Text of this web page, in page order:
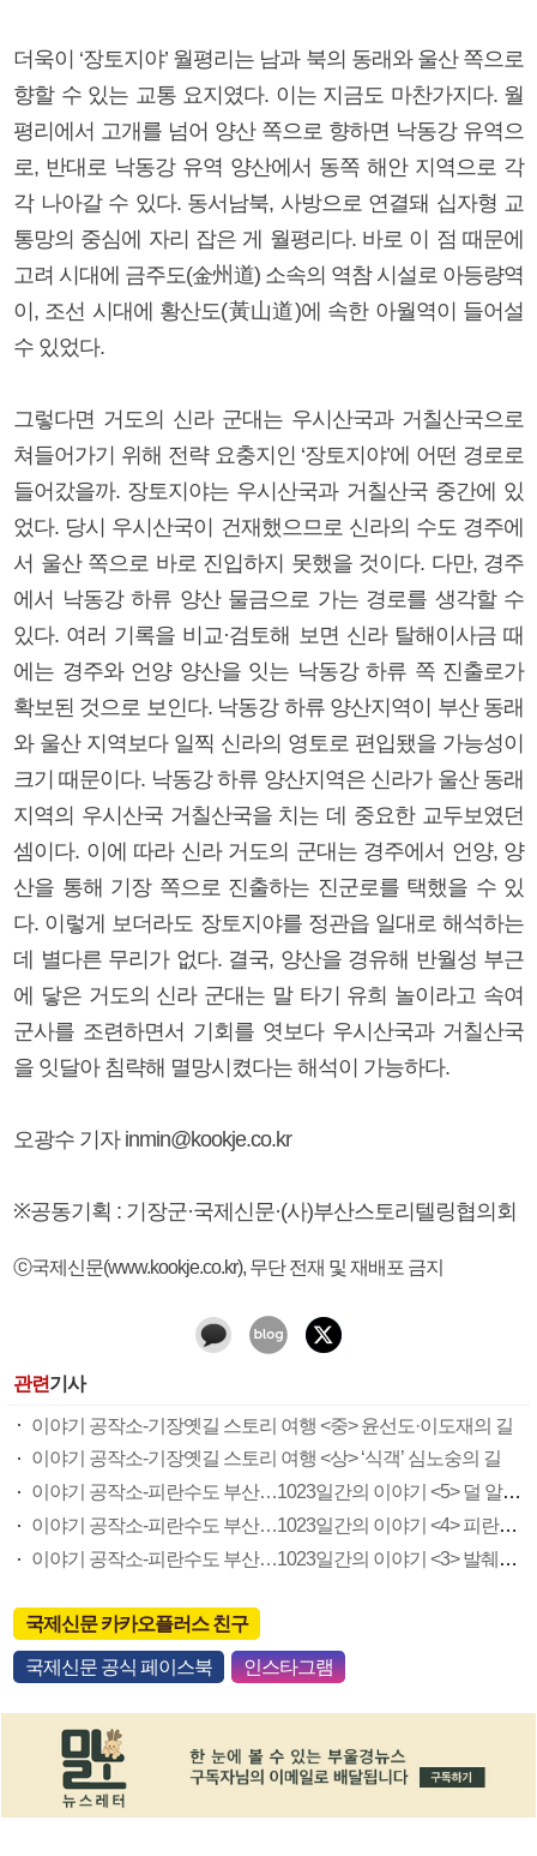
더욱이 ‘장토지야’ 월평리는 남과 북의 동래와 울산 쪽으로
향할 수 있는 교통 요지였다. 이는 지금도 마찬가지다. 월
평리에서 고개를 넘어 양산 쪽으로 향하면 낙동강 유역으
로, 반대로 낙동강 유역 양산에서 동쪽 해안 지역으로 각
각 나아갈 수 있다. 동서남북, 사방으로 연결돼 십자형 교
통망의 중심에 자리 잡은 게 월평리다. 바로 이 점 때문에
고려 시대에 금주도(金州道) 소속의 역참 시설로 아등량역
이, 조선 시대에 황산도(黃山道)에 속한 아월역이 들어설
수 있었다.
그렇다면 거도의 신라 군대는 우시산국과 거칠산국으로
쳐들어가기 위해 전략 요충지인 ‘장토지야’에 어떤 경로로
들어갔을까. 장토지야는 우시산국과 거칠산국 중간에 있
었다. 당시 우시산국이 건재했으므로 신라의 수도 경주에
서 울산 쪽으로 바로 진입하지 못했을 것이다. 다만, 경주
에서 낙동강 하류 양산 물금으로 가는 경로를 생각할 수
있다. 여러 기록을 비교·검토해 보면 신라 탈해이사금 때
에는 경주와 언양 양산을 잇는 낙동강 하류 쪽 진출로가
확보된 것으로 보인다. 낙동강 하류 양산지역이 부산 동래
와 울산 지역보다 일찍 신라의 영토로 편입됐을 가능성이
크기 때문이다. 낙동강 하류 양산지역은 신라가 울산 동래
지역의 우시산국 거칠산국을 치는 데 중요한 교두보였던
셈이다. 이에 따라 신라 거도의 군대는 경주에서 언양, 양
산을 통해 기장 쪽으로 진출하는 진군로를 택했을 수 있
다. 이렇게 보더라도 장토지야를 정관읍 일대로 해석하는
데 별다른 무리가 없다. 결국, 양산을 경유해 반월성 부근
에 닿은 거도의 신라 군대는 말 타기 유희 놀이라고 속여
군사를 조련하면서 기회를 엿보다 우시산국과 거칠산국
을 잇달아 침략해 멸망시켰다는 해석이 가능하다.
오광수 기자 inmin@kookje.co.kr
※공동기획 : 기장군·국제신문·(사)부산스토리텔링협의회
ⓒ국제신문(www.kookje.co.kr), 무단 전재 및 재배포 금지
관련기사
이야기 공작소-기장옛길 스토리 여행 <중> 윤선도·이도재의 길
이야기 공작소-기장옛길 스토리 여행 <상> ‘식객’ 심노숭의 길
이야기 공작소-피란수도 부산…1023일간의 이야기 <5> 덜 알려진 UN 참전국
이야기 공작소-피란수도 부산…1023일간의 이야기 <4> 피란수도가 부산에 남긴 것
이야기 공작소-피란수도 부산…1023일간의 이야기 <3> 발췌개헌안 통과현장, 무덕전
국제신문 카카오플러스 친구
국제신문 공식 페이스북 인스타그램